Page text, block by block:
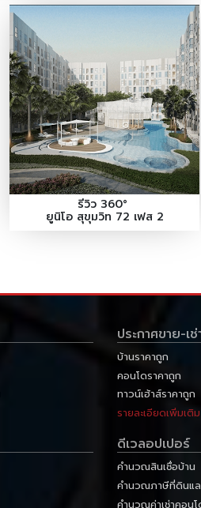
รีวิว 360°
ยูนิโอ สุขุมวิท 72 เฟส 2
ประกาศขาย-เช่
บ้านราคาถูก
คอนโดราคาถูก
ทาวน์เฮ้าส์ราคาถูก
รายละเอียดเพิ่มเติม
ดีเวลอปเปอร์
คำนวณสินเชื่อบ้าน
คำนวณภาษีที่ดินแล
คำนวณค่าเช่าคอนโ